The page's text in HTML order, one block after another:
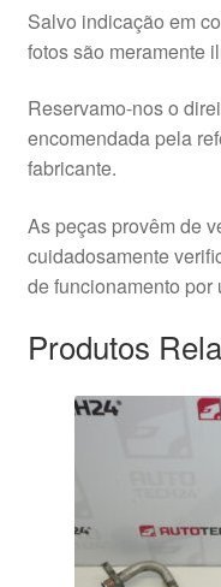
Salvo indicação em
fotos são meramente
Reservamo-nos o
encomendada pela
fabricante.
As peças provêm de
cuidadosamente
de funcionamento por
Produtos